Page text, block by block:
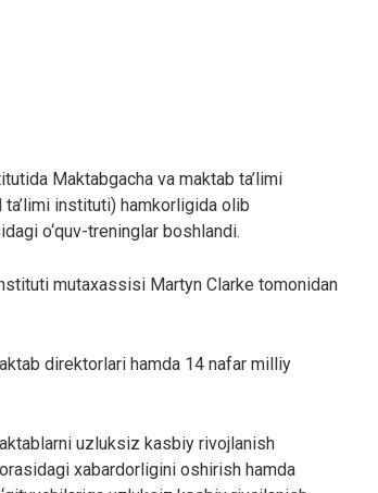
Maktabgacha va maktab ta’limi
instituti) hamkorligida olib
o‘quv-treninglar boshlandi.
mutaxassisi Martyn Clarke tomonidan
direktorlari hamda 14 nafar milliy
uzluksiz kasbiy rivojlanish
xabardorligini oshirish hamda